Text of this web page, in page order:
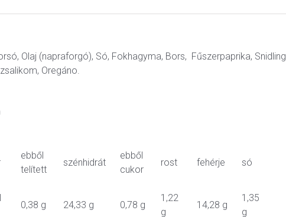
Olaj (napraforgó), Só, Fokhagyma, Bors, Fűszerpaprika, Snidling
Oregáno.
ebből
telített
szénhidrát
ebből
cukor
rost fehérje só
0,38 g 24,33 g 0,78 g
1,22
g
14,28 g
1,35
g